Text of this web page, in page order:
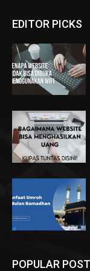
EDITOR PICKS
POPULAR